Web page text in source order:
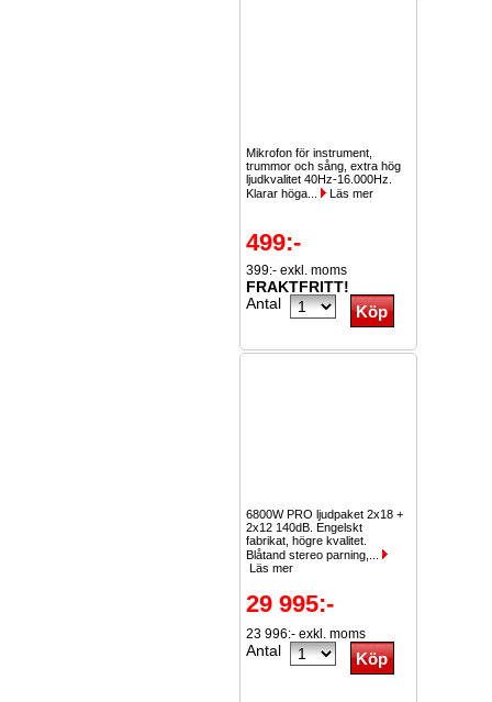
Mikrofon för instrument,
trummor och sång, extra hög
ljudkvalitet 40Hz-16.000Hz.
Klarar höga...
Läs mer
499:-
399:- exkl. moms
FRAKTFRITT!
Antal
6800W PRO ljudpaket 2x18 +
2x12 140dB. Engelskt
fabrikat, högre kvalitet.
Blåtand stereo parning,...
Läs mer
29 995:-
23 996:- exkl. moms
Antal